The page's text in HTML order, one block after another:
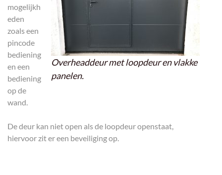
Overheaddeur met loopdeur en vlakke
panelen.
mogelijkh
eden
zoals een
pincode
bediening
en een
bediening
op de
wand.
De deur kan niet open als de loopdeur openstaat,
hiervoor zit er een beveiliging op.